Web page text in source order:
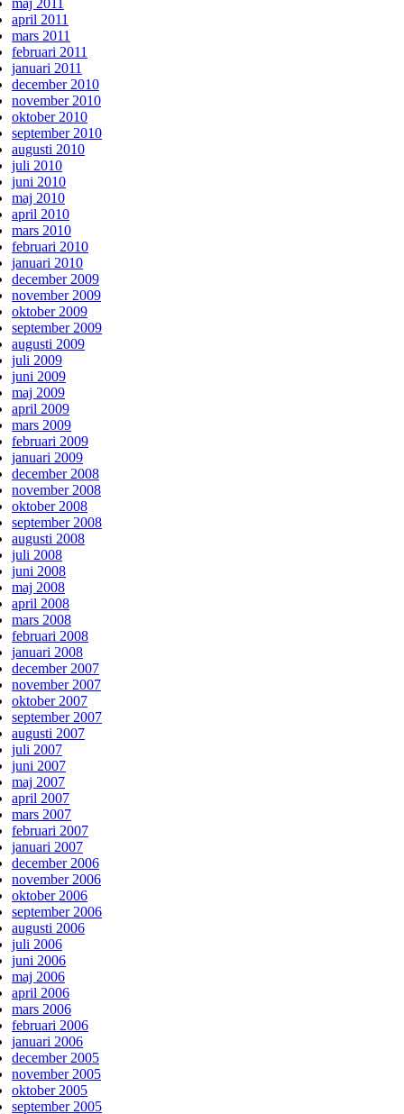
maj 2011
april 2011
mars 2011
februari 2011
januari 2011
december 2010
november 2010
oktober 2010
september 2010
augusti 2010
juli 2010
juni 2010
maj 2010
april 2010
mars 2010
februari 2010
januari 2010
december 2009
november 2009
oktober 2009
september 2009
augusti 2009
juli 2009
juni 2009
maj 2009
april 2009
mars 2009
februari 2009
januari 2009
december 2008
november 2008
oktober 2008
september 2008
augusti 2008
juli 2008
juni 2008
maj 2008
april 2008
mars 2008
februari 2008
januari 2008
december 2007
november 2007
oktober 2007
september 2007
augusti 2007
juli 2007
juni 2007
maj 2007
april 2007
mars 2007
februari 2007
januari 2007
december 2006
november 2006
oktober 2006
september 2006
augusti 2006
juli 2006
juni 2006
maj 2006
april 2006
mars 2006
februari 2006
januari 2006
december 2005
november 2005
oktober 2005
september 2005